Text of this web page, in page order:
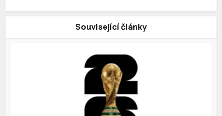
Související články